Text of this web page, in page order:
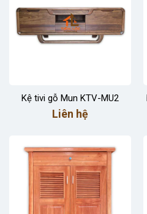
Kệ tivi gỗ Mun KTV-MU2
Liên hệ